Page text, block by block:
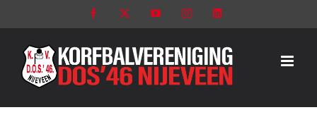
naar
Facebook YouTubeInstagram